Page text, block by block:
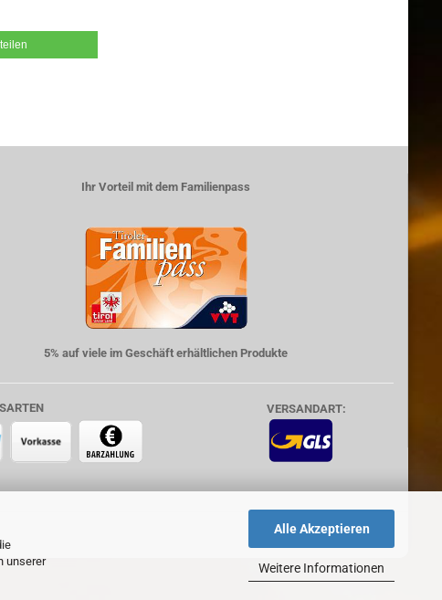
unserer
Alle Akzeptieren
Weitere Informationen
teilen
Ihr Vorteil mit dem Familienpass
5% auf viele im Geschäft erhältlichen Produkte
VERSANDART: